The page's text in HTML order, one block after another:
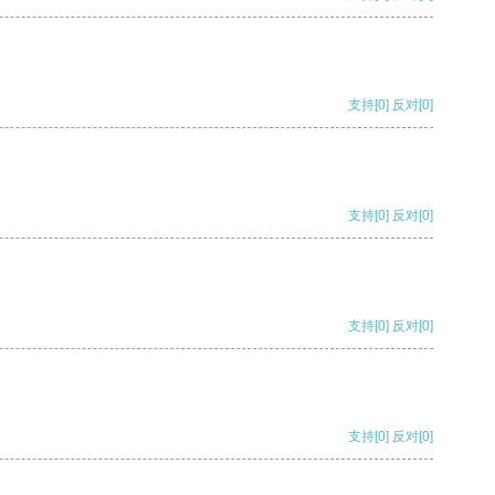
支持[0] 反对[0]
支持[0] 反对[0]
支持[0] 反对[0]
支持[0] 反对[0]